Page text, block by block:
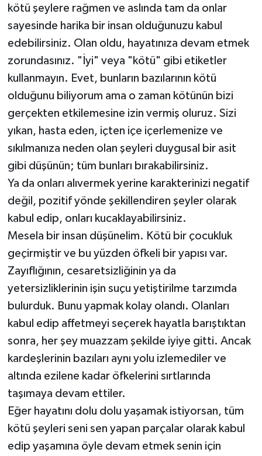
kötü şeylere rağmen ve aslında tam da onlar
sayesinde harika bir insan olduğunuzu kabul
edebilirsiniz. Olan oldu, hayatınıza devam etmek
zorundasınız. "İyi" veya "kötü" gibi etiketler
kullanmayın. Evet, bunların bazılarının kötü
olduğunu biliyorum ama o zaman kötünün bizi
gerçekten etkilemesine izin vermiş oluruz. Sizi
yıkan, hasta eden, içten içe içerlemenize ve
sıkılmanıza neden olan şeyleri duygusal bir asit
gibi düşünün; tüm bunları bırakabilirsiniz.
Ya da onları alıvermek yerine karakterinizi negatif
değil, pozitif yönde şekillendiren şeyler olarak
kabul edip, onları kucaklayabilirsiniz.
Mesela bir insan düşünelim. Kötü bir çocukluk
geçirmiştir ve bu yüzden öfkeli bir yapısı var.
Zayıflığının, cesaretsizliğinin ya da
yetersizliklerinin işin suçu yetiştirilme tarzımda
bulurduk. Bunu yapmak kolay olandı. Olanları
kabul edip affetmeyi seçerek hayatla barıştıktan
sonra, her şey muazzam şekilde iyiye gitti. Ancak
kardeşlerinin bazıları aynı yolu izlemediler ve
altında ezilene kadar öfkelerini sırtlarında
taşımaya devam ettiler.
Eğer hayatını dolu dolu yaşamak istiyorsan, tüm
kötü şeyleri seni sen yapan parçalar olarak kabul
edip yaşamına öyle devam etmek senin için